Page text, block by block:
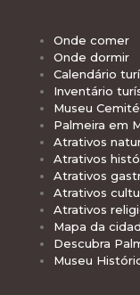
Onde comer
Onde dormir
Calendário
Inventário
Museu
Palmeira em
Atrativos
Atrativos
Atrativos
Atrativos
Atrativos
Mapa da
Descubra
Museu